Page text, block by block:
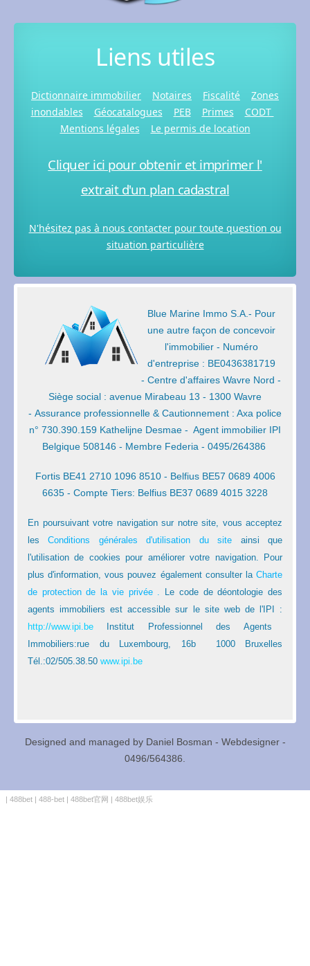
Liens utiles
Dictionnaire immobilier Notaires Fiscalité
Zones
inondables
Géocatalogues PEB Primes
CODT
Mentions légales
Le permis de location
Cliquer ici pour obtenir et imprimer l'
extrait d'un plan cadastral
N'hésitez pas à nous contacter pour toute question ou
situation particulière
Blue Marine Immo S.A.- Pour
une autre façon de concevoir
l'immobilier - Numéro
d'entreprise : BE0436381719
- Centre d'affaires Wavre Nord -
Siège social : avenue Mirabeau 13 - 1300 Wavre
- Assurance professionnelle & Cautionnement : Axa police
n° 730.390.159 Kathelijne Desmae - Agent immobilier IPI
Belgique 508146 - Membre Federia - 0495/264386
Fortis BE41 2710 1096 8510 - Belfius BE57 0689 4006
6635 - Compte Tiers: Belfius BE37 0689 4015 3228
En poursuivant votre navigation sur notre site, vous acceptez
lesConditions générales d'utilisation du site ainsi que
l'utilisation de cookies pour améliorer votre navigation. Pour
plus d'information, vous pouvez également consulter la Charte
de protection de la vie privée.
Le code de déontologie des
agents immobiliers est accessible sur le site web de l'IPI :
http://www.ipi.be Institut Professionnel des Agents
Immobiliers:rue du Luxembourg, 16b 1000 Bruxelles
Tél.:02/505.38.50 www.ipi.be
Designed and managed by Daniel Bosman - Webdesigner -
0496/564386.
| 488bet | 488-bet | 488bet官网 | 488bet娱乐